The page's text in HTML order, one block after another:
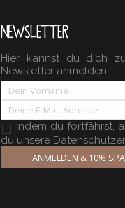
NEWSLETTER
Hier kannst du dich
Newsletter anmelden.
Indem du fortfährst,
du unsere
ANMELDEN & 10%